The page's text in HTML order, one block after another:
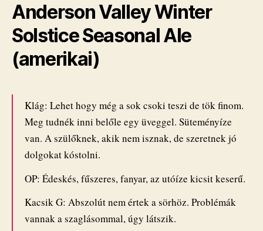
Anderson Valley Winter
Solstice Seasonal Ale
(amerikai)
Klág: Lehet hogy még a sok csoki teszi de tök finom.
Meg tudnék inni belőle egy üveggel. Süteményíze
van. A szülőknek, akik nem isznak, de szeretnek jó
dolgokat kóstolni.
OP: Édeskés, fűszeres, fanyar, az utóíze kicsit keserű.
Kacsik G: Abszolút nem értek a sörhöz. Problémák
vannak a szaglásommal, úgy látszik.